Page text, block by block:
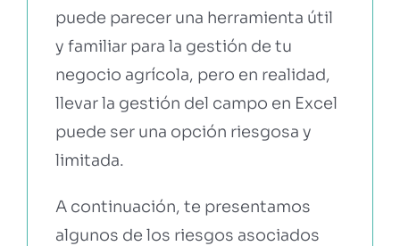
puede parecer una herramienta útil
y familiar para la gestión de tu
negocio agrícola, pero en realidad,
llevar la gestión del campo en Excel
puede ser una opción riesgosa y
limitada.
A continuación, te presentamos
algunos de los riesgos asociados